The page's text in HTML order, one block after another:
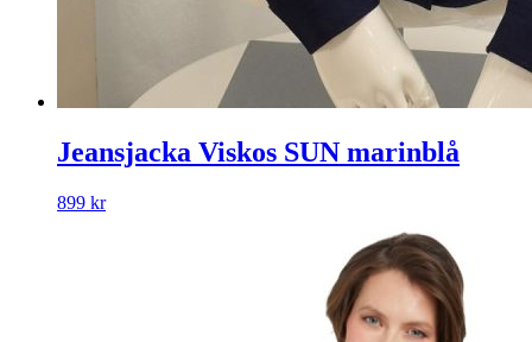
Jeansjacka Viskos SUN marinblå
899 kr